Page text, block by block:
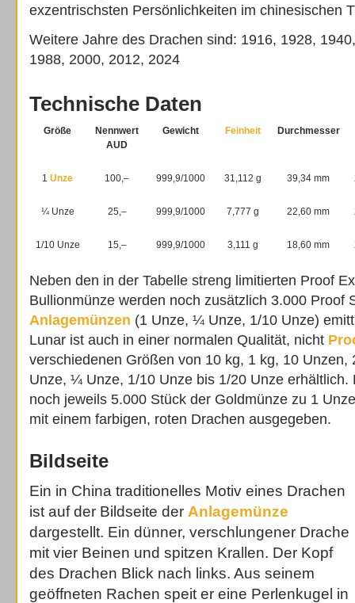
exzentrischsten Persönlichkeiten im chinesischen
Weitere Jahre des Drachen sind: 1916, 1928,
1988, 2000, 2012, 2024
Technische Daten
Größe
Nennwert
AUD
Gewicht Feinheit Durchmesser
1 Unze 100,– 999,9/1000 31,112 g 39,34 mm
¼ Unze 25,– 999,9/1000 7,777 g 22,60 mm
1/10Unze 15,– 999,9/1000 3,111 g 18,60 mm
Neben den in der Tabelle streng limitierten Proof
Bullionmünze werden noch zusätzlich 3.000 Proof
Anlagemünzen (1 Unze, ¼ Unze, 1/10 Unze)
Lunar ist auch in einer normalen Qualität, nicht
verschiedenen Größen von 10 kg, 1 kg, 10
Unze, ¼ Unze, 1/10 Unze bis 1/20 Unze erhältlich.
noch jeweils 5.000 Stück der Goldmünze zu 1
mit einem farbigen, roten Drachen ausgegeben.
Bildseite
Ein in China traditionelles Motiv eines Drachen
ist auf der Bildseite der Anlagemünze
dargestellt. Ein dünner, verschlungener Drache
mit vier Beinen und spitzen Krallen. Der Kopf
des Drachen Blick nach links. Aus seinem
geöffneten Rachen speit er eine Perlenkugel in